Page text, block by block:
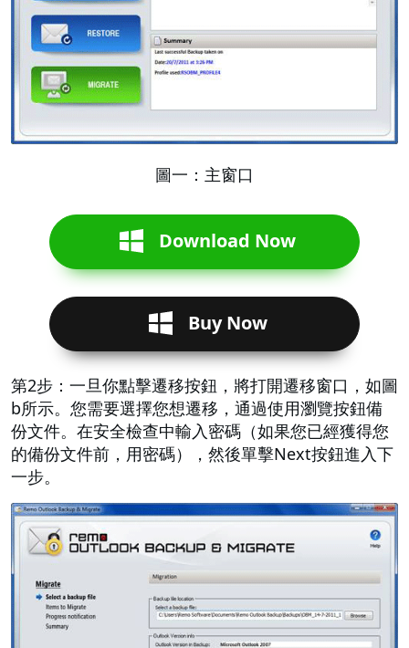
圖一：主窗口
Download Now
Buy Now
第2步：一旦你點擊遷移按鈕，將打開遷移窗口，如圖
b所示。您需要選擇您想遷移，通過使用瀏覽按鈕備
份文件。在安全檢查中輸入密碼（如果您已經獲得您
的備份文件前，用密碼），然後單擊Next按鈕進入下
一步。